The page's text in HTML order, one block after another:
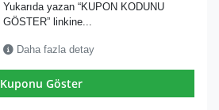
Yukarıda yazan “KUPON KODUNU
GÖSTER” linkine...
Daha fazla detay
Kuponu Göster